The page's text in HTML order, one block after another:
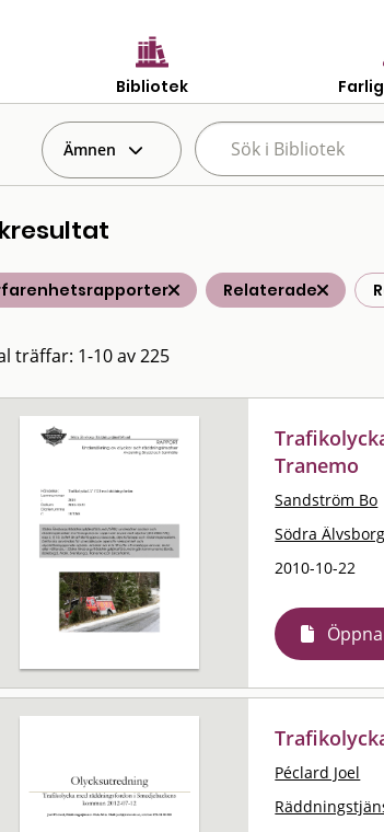
Bibliotek
Ämnen
Relaterade
träffar: 1-10 av 225
Tranemo
Sandström Bo
Södra
2010-10-22
Péclard Joel